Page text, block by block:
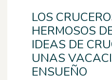
LOS
HERMOSOS
IDEAS DE
UNAS
ENSUEÑO